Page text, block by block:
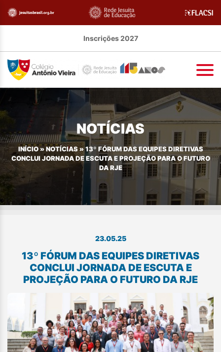
Inscrições 2027
NOTÍCIAS
INÍCIO» NOTÍCIAS»13º FÓRUM DAS EQUIPES DIRETIVAS
CONCLUI JORNADA DE ESCUTA E PROJEÇÃO PARA O FUTURO
DA RJE
23.05.25
13º FÓRUM DAS EQUIPES DIRETIVAS
CONCLUI JORNADA DE ESCUTA E
PROJEÇÃO PARA O FUTURO DA RJE